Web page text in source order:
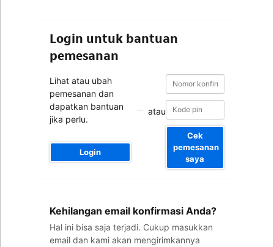
Login untuk bantuan
pemesanan
Lihat atau ubah
pemesanan dan
dapatkan bantuan
jika perlu.
Login
atau
Nomor
konfirmasi
Nomor
konfirmasi
Cek
pemesanan
saya
Kehilangan email konfirmasi Anda?
Hal ini bisa saja terjadi. Cukup masukkan
email dan kami akan mengirimkannya
Anda